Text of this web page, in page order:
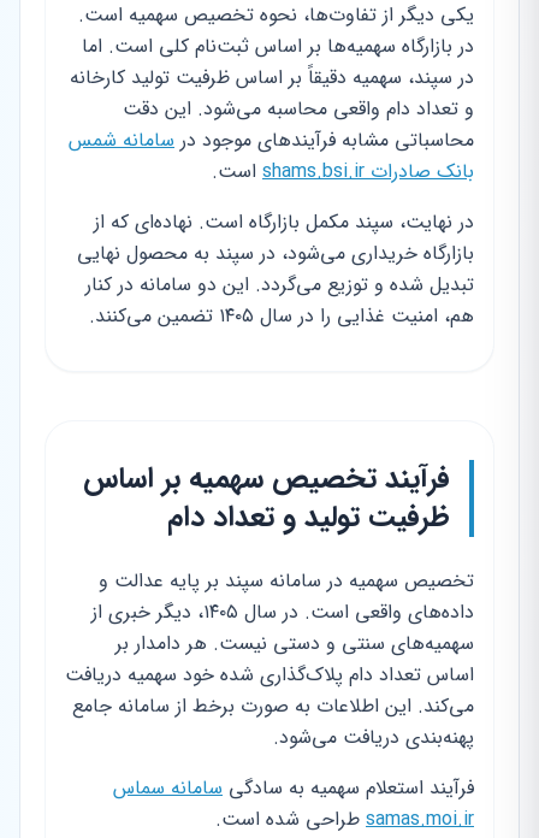
یکی دیگر از تفاوت‌ها، نحوه تخصیص سهمیه است.
در بازارگاه سهمیه‌ها بر اساس ثبت‌نام کلی است. اما
در سپند، سهمیه دقیقاً بر اساس ظرفیت تولید کارخانه
و تعداد دام واقعی محاسبه می‌شود. این دقت
محاسباتی مشابه فرآیندهای موجود در سامانه شمس
بانک صادرات shams.bsi.ir
است.
در نهایت، سپند مکمل بازارگاه است. نهاده‌ای که از
بازارگاه خریداری می‌شود، در سپند به محصول نهایی
تبدیل شده و توزیع می‌گردد. این دو سامانه در کنار
هم، امنیت غذایی را در سال ۱۴۰۵ تضمین می‌کنند.
فرآیند تخصیص سهمیه بر اساس
ظرفیت تولید و تعداد دام
تخصیص سهمیه در سامانه سپند بر پایه عدالت و
داده‌های واقعی است. در سال ۱۴۰۵، دیگر خبری از
سهمیه‌های سنتی و دستی نیست. هر دامدار بر
اساس تعداد دام پلاک‌گذاری شده خود سهمیه دریافت
می‌کند. این اطلاعات به صورت برخط از سامانه جامع
پهنه‌بندی دریافت می‌شود.
فرآیند استعلام سهمیه به سادگی سامانه سماس
samas.moi.ir طراحی شده است.